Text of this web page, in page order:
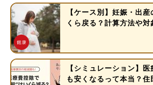
【ケース別】妊娠・出
くら戻る？計算方法や対
【シミュレーション】
も安くなるって本当？住